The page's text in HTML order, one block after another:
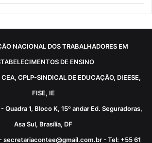
NACIONAL DOS TRABALHADORES EM
DE ENSINO
CPLP-SINDICAL DE EDUCAÇÃO, DIEESE,
FISE, IE
Quadra 1, Bloco K, 15º andar Ed. Seguradoras,
Asa Sul, Brasília, DF
secretariacontee@gmail.com.br - Tel: +55 61